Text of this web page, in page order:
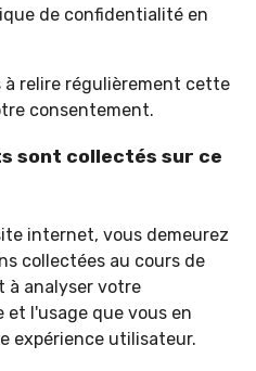
de confidentialité en
à relire régulièrement cette
consentement.
sont collectés sur ce
internet, vous demeurez
collectées au cours de
à analyser votre
l'usage que vous en
expérience utilisateur.